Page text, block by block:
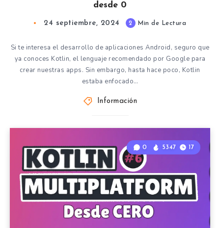
desde 0
24 septiembre, 2024 2 Min de Lectura
Si te interesa el desarrollo de aplicaciones Android, seguro que
ya conoces Kotlin, el lenguaje recomendado por Google para
crear nuestras apps. Sin embargo, hasta hace poco, Kotlin
estaba enfocado…
Información
0 5347 17